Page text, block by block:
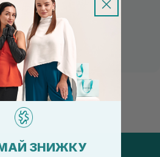
лояльності
товари
ЗНИЖКУ